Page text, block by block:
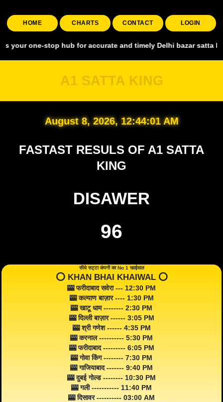
HOME CHARTS CONTACT LOGIN
stop hub for accurate and timely Delhi bazar satta king,
A1 SATTA KING
August 8, 2026, 12:44:02 AM
FASTAST RESULS OF A1 SATTA
KING
DISAWER
96
सीधे सट्टा कंपनी का No 1 खाईवाल
⭕️ KHAN BHAI KHAIWAL ⭕️
🎰 फरीदाबाद सवेरा --- 12:30 PM
🎰 कल्याण बाज़ार ---- 1:30 PM
🎰 खाटू धाम -------- 2:30 PM
🎰 दिल्ली बाज़ार ------ 3:05 PM
🎰 श्री गणेश ------ 4:35 PM
🎰 करनाल ---------- 5:30 PM
🎰 फरीदाबाद --------- 6:05 PM
🎰 गोवा किंग -------- 7:30 PM
🎰 गाजियाबाद ------- 9:40 PM
🎰 दुबई गोल्ड -------- 10:30 PM
🎰 गली ----------- 11:40 PM
🎰 दिसावर ---------- 03:00 AM